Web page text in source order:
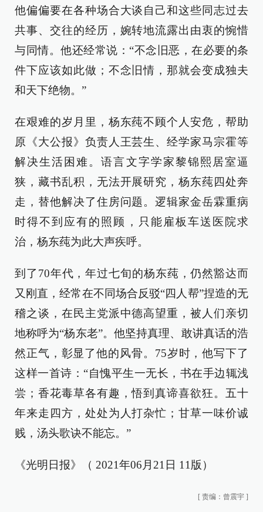
他偏偏要在各种场合大谈自己和这些同志过去
共事、交往的经历，婉转地流露出由衷的惋惜
与同情。他还经常说：“不念旧恶，在必要的条
件下应该如此做；不念旧情，那就会变成独夫
和天下绝物。”
在艰难的岁月里，杨东莼不顾个人安危，帮助
原《大公报》负责人王芸生、经学家马宗霍等
解决生活困难。语言文字学家黎锦熙居室逼
狭，藏书乱积，无法开展研究，杨东莼四处奔
走，替他解决了住房问题。逻辑家金岳霖重病
时得不到应有的照顾，只能雇板车送医院求
治，杨东莼为此大声疾呼。
到了70年代，年过七旬的杨东莼，仍然豁达而
又刚直，经常在不同场合反驳“四人帮”捏造的无
稽之谈，在民主党派中德高望重，被人们亲切
地称呼为“杨东老”。他坚持真理、敢讲真话的浩
然正气，彰显了他的风骨。75岁时，他写下了
这样一首诗：“自愧平生一无长，书在手边辄浅
尝；香花毒草各有趣，悟到真谛喜欲狂。五十
年来走四方，处处为人打杂忙；甘草一味价诚
贱，汤头歌诀不能忘。”
《光明日报》（ 2021年06月21日 11版）
[ 责编：曾震宇 ]